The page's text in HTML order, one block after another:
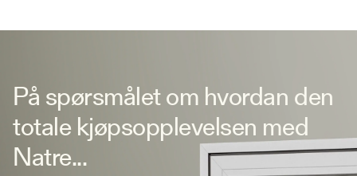
På spørsmålet om hvordan den
totale kjøpsopplevelsen med
Natre...